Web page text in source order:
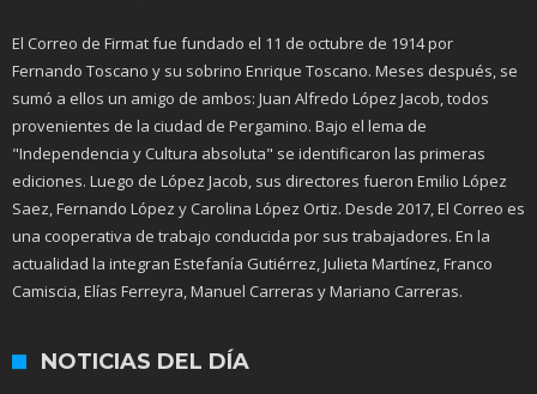
El Correo de Firmat fue fundado el 11 de octubre de 1914 por
Fernando Toscano y su sobrino Enrique Toscano. Meses después, se
sumó a ellos un amigo de ambos: Juan Alfredo López Jacob, todos
provenientes de la ciudad de Pergamino. Bajo el lema de
"Independencia y Cultura absoluta" se identificaron las primeras
ediciones. Luego de López Jacob, sus directores fueron Emilio López
Saez, Fernando López y Carolina López Ortiz. Desde 2017, El Correo es
una cooperativa de trabajo conducida por sus trabajadores. En la
actualidad la integran Estefanía Gutiérrez, Julieta Martínez, Franco
Camiscia, Elías Ferreyra, Manuel Carreras y Mariano Carreras.
NOTICIAS DEL DÍA